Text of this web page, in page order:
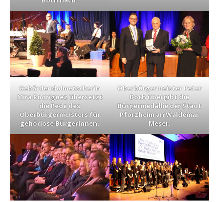
Gebärdendolmetscherin
Mira Rodriguez übersetzt
die Rede des
Oberbürgermeisters für
gehörlose BürgerInnen.
Oberbürgermeister Peter
Boch übergibt die
Bürgermedallie der Stadt
Pforzheim an Waldemar
Meser.